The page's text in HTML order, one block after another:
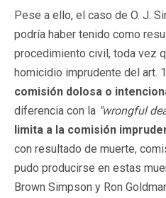
Pese a ello, el caso de O. J.
podría haber tenido como
procedimiento civil, toda vez
homicidio imprudente del art.
comisión dolosa o
diferencia con la "wrongful
limita a la comisión
con resultado de muerte,
pudo producirse en estas
Brown Simpson y Ron